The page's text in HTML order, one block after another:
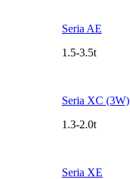
Seria AE
1.5-3.5t
Seria XC (3W)
1.3-2.0t
Seria XE